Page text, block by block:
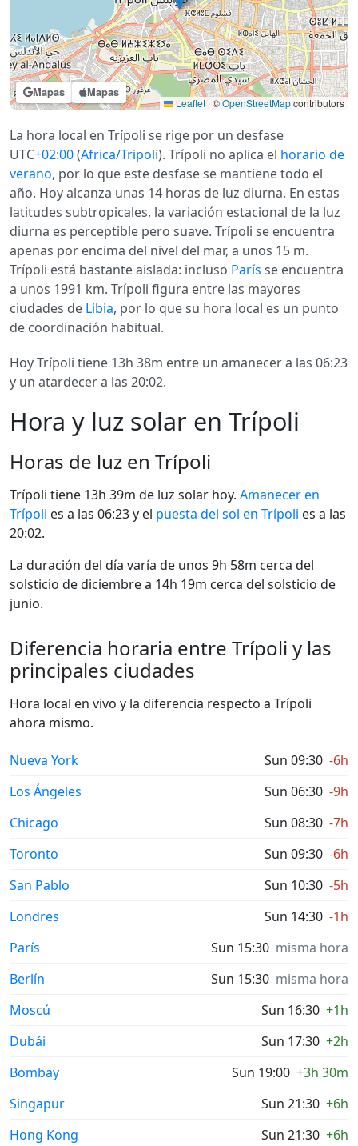
Mapas Mapas
Leaflet | ©OpenStreetMapcontributors
La hora local en Trípoli se rige por un desfase
UTC+02:00(Africa/Tripoli). Trípoli no aplica el horario de
verano, por lo que este desfase se mantiene todo el
año. Hoy alcanza unas 14 horas de luz diurna. En estas
latitudes subtropicales, la variación estacional de la luz
diurna es perceptible pero suave. Trípoli se encuentra
apenas por encima del nivel del mar, a unos 15 m.
Trípoli está bastante aislada: incluso París se encuentra
a unos 1991 km. Trípoli figura entre las mayores
ciudades de Libia, por lo que su hora local es un punto
de coordinación habitual.
Hoy Trípoli tiene 13h 38m entre un amanecer a las 06:23
y un atardecer a las 20:02.
Hora y luz solar en Trípoli
Horas de luz en Trípoli
Trípoli tiene 13h 39m de luz solar hoy. Amanecer en
Trípoli es a las 06:23 y el puesta del sol en Trípoli es a las
20:02.
La duración del día varía de unos 9h 58m cerca del
solsticio de diciembre a 14h 19m cerca del solsticio de
junio.
Diferencia horaria entre Trípoli y las
principales ciudades
Hora local en vivo y la diferencia respecto a Trípoli
ahora mismo.
Nueva York Sun 09:30 -6h
Los Ángeles
Sun 06:30 -9h
Chicago
Sun 08:30 -7h
Toronto
Sun 09:30 -6h
San Pablo
Sun 10:30 -5h
Londres
Sun 14:30 -1h
París
Sun 15:30 misma hora
Berlín
Sun 15:30 misma hora
Moscú
Sun 16:30 +1h
Dubái
Sun 17:30 +2h
Bombay
Sun 19:00 +3h 30m
Singapur
Sun 21:30 +6h
Hong Kong
Sun 21:30 +6h